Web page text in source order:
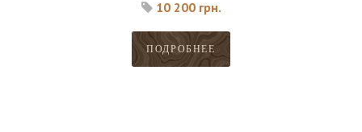
10 200 грн.
ПОДРОБНЕЕ